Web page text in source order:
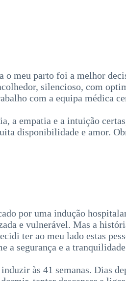
o meu parto foi a melhor
silencioso, com
com a equipa médica
a empatia e a intuição
disponibilidade e amor.
por uma indução
e vulnerável. Mas a
ter ao meu lado estas
a segurança e a
às 41 semanas.